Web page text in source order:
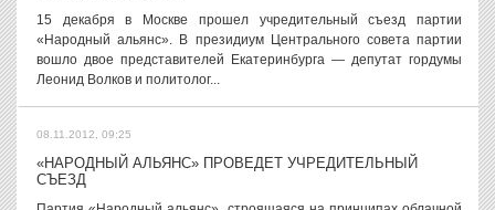
15 декабря в Москве прошел учредительный съезд партии
«Народный альянс». В президиум Центрального совета партии
вошло двое представителей Екатеринбурга — депутат гордумы
Леонид Волков и политолог...
08.11.2012, 09:25
«НАРОДНЫЙ АЛЬЯНС» ПРОВЕДЕТ УЧРЕДИТЕЛЬНЫЙ
СЪЕЗД